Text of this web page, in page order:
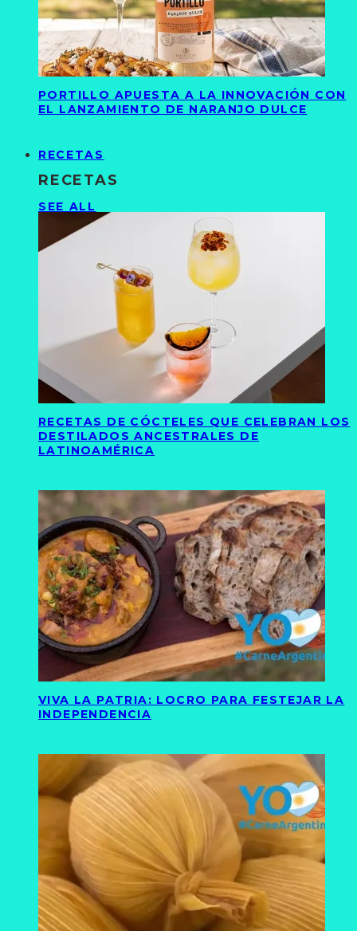
PORTILLO APUESTA A LA INNOVACIÓN CON
EL LANZAMIENTO DE NARANJO DULCE
RECETAS
RECETAS
SEE ALL
RECETAS DE CÓCTELES QUE CELEBRAN LOS
DESTILADOS ANCESTRALES DE
LATINOAMÉRICA
VIVA LA PATRIA: LOCRO PARA FESTEJAR LA
INDEPENDENCIA